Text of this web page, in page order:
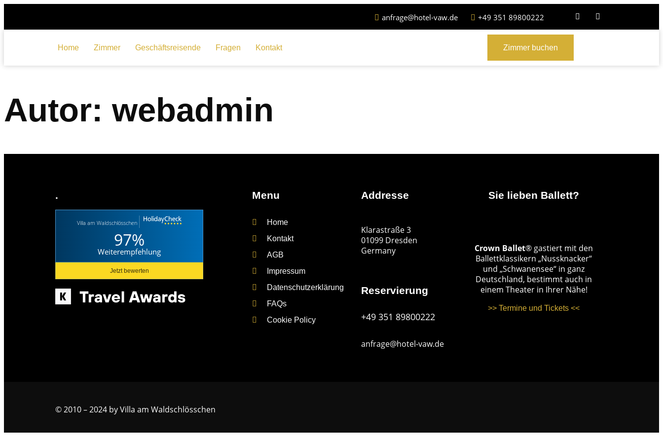
anfrage@hotel-vaw.de +49 351 89800222
Home Zimmer Geschäftsreisende Fragen Kontakt Zimmer buchen
Autor: webadmin
.
Villa am Waldschlösschen
97%
Weiterempfehlung
Jetzt bewerten
Menu
Home
Kontakt
AGB
Impressum
Datenschutzerklärung
FAQs
Cookie Policy
Addresse
Klarastraße 3
01099 Dresden
Germany
Reservierung
+49 351 89800222
anfrage@hotel-vaw.de
Sie lieben Ballett?
Crown Ballet® gastiert mit den
Ballettklassikern „Nussknacker“
und „Schwanensee“ in ganz
Deutschland, bestimmt auch in
einem Theater in Ihrer Nähe!
>> Termine und Tickets <<
© 2010 – 2024 by Villa am Waldschlösschen